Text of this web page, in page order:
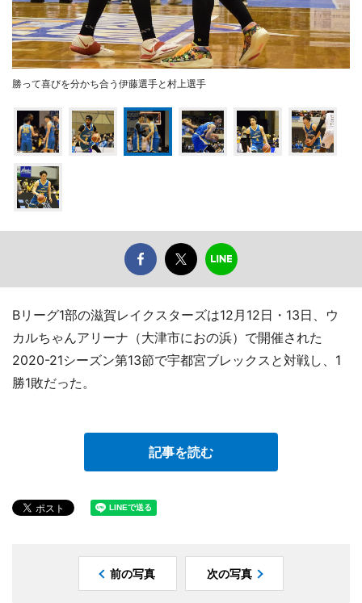
勝って喜びを分かち合う伊藤選手と村上選手
Bリーグ1部の滋賀レイクスターズは12月12日・13日、ウ
カルちゃんアリーナ（大津市におの浜）で開催された
2020-21シーズン第13節で宇都宮ブレックスと対戦し、1
勝1敗だった。
記事を読む
前の写真 次の写真